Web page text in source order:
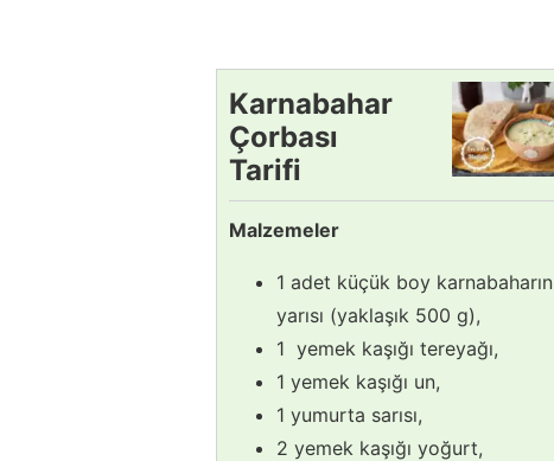
Karnabahar
Çorbası
Tarifi
Malzemeler
1 adet küçük boy karnabaharın
yarısı (yaklaşık 500 g),
1 yemek kaşığı tereyağı,
1 yemek kaşığı un,
1 yumurta sarısı,
2 yemek kaşığı yoğurt,